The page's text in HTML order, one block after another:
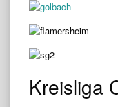
Kreisliga